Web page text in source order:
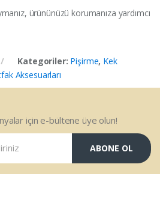
ürününüzü korumanıza yardımcı
Kategoriler: Pişirme, Kek
Aksesuarları
için e-bültene üye olun!
ABONE OL